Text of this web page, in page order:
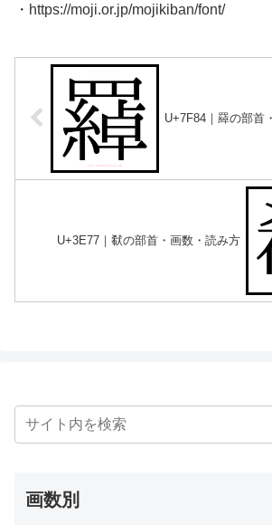
・https://moji.or.jp/mojikiban/font/
U+7F84｜羄の部首
U+3E77｜㹷の部首・画数・読み方
画数別